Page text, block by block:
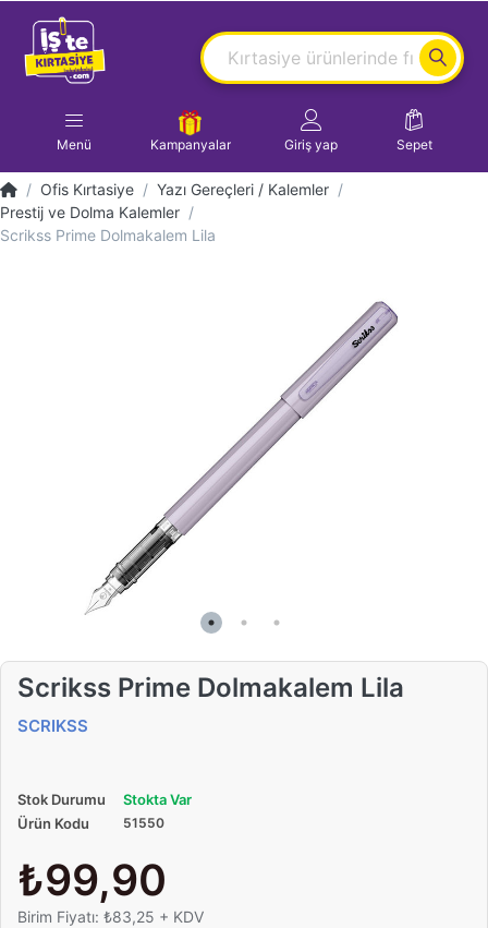
Menü Kampanyalar Giriş yap Sepet
Ofis Kırtasiye
Yazı Gereçleri / Kalemler
Prestij ve Dolma Kalemler
Scrikss Prime Dolmakalem Lila
Scrikss Prime Dolmakalem Lila
SCRIKSS
Stok Durumu
Stokta Var
Ürün Kodu
51550
₺99,90
Birim Fiyatı: ₺83,25 + KDV